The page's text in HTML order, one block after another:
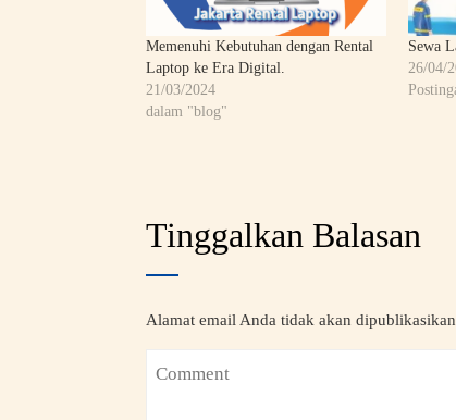
Memenuhi Kebutuhan dengan Rental
Laptop ke Era Digital.
21/03/2024
dalam "blog"
Sewa
26/04/
Tinggalkan Balasan
Alamat email Anda tidak akan